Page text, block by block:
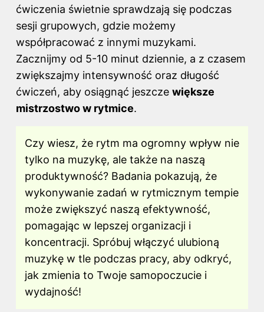
ćwiczenia świetnie sprawdzają się podczas
sesji grupowych, gdzie możemy
współpracować z innymi muzykami.
Zacznijmy od 5-10 minut dziennie, a z czasem
zwiększajmy intensywność oraz długość
ćwiczeń, aby osiągnąć jeszcze większe
mistrzostwo w rytmice.
Czy wiesz, że rytm ma ogromny wpływ nie
tylko na muzykę, ale także na naszą
produktywność? Badania pokazują, że
wykonywanie zadań w rytmicznym tempie
może zwiększyć naszą efektywność,
pomagając w lepszej organizacji i
koncentracji. Spróbuj włączyć ulubioną
muzykę w tle podczas pracy, aby odkryć,
jak zmienia to Twoje samopoczucie i
wydajność!